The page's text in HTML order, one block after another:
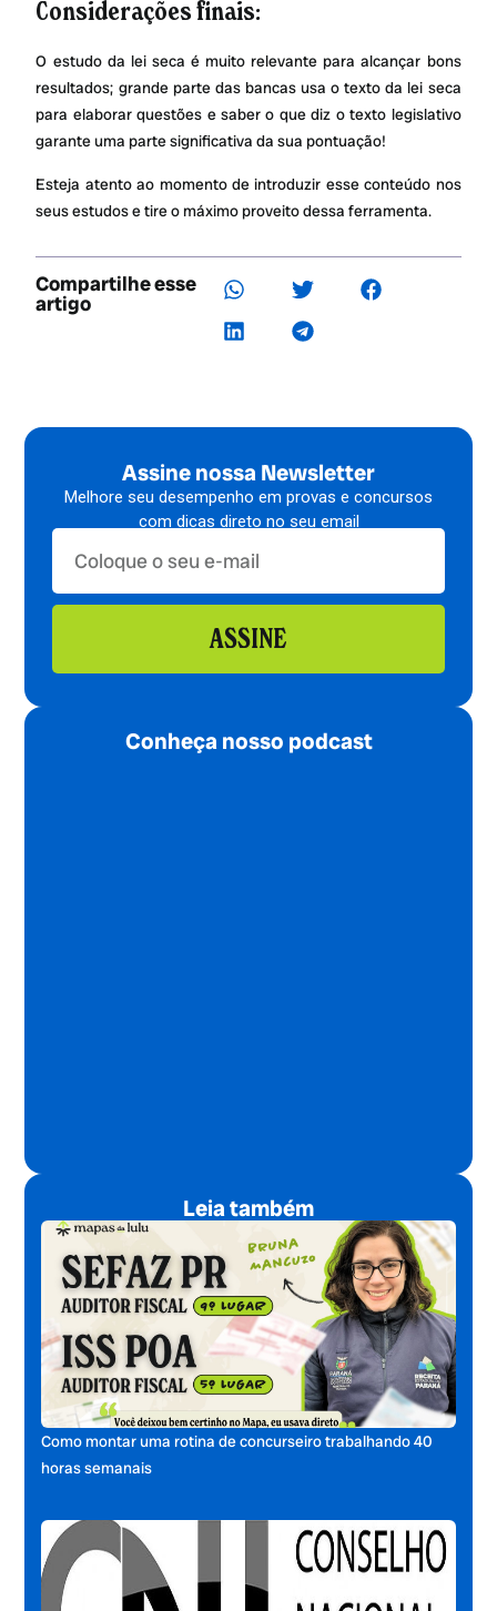
Considerações finais:
O estudo da lei seca é muito relevante para alcançar bons
resultados; grande parte das bancas usa o texto da lei seca
para elaborar questões e saber o que diz o texto legislativo
garante uma parte significativa da sua pontuação!
Esteja atento ao momento de introduzir esse conteúdo nos
seus estudos e tire o máximo proveito dessa ferramenta.
Compartilhe esse
artigo
Assine nossa Newsletter
Melhore seu desempenho em provas e concursos
com dicas direto no seu email
ASSINE
Conheça nosso podcast
Leia também
Como montar uma rotina de concurseiro trabalhando 40
horas semanais